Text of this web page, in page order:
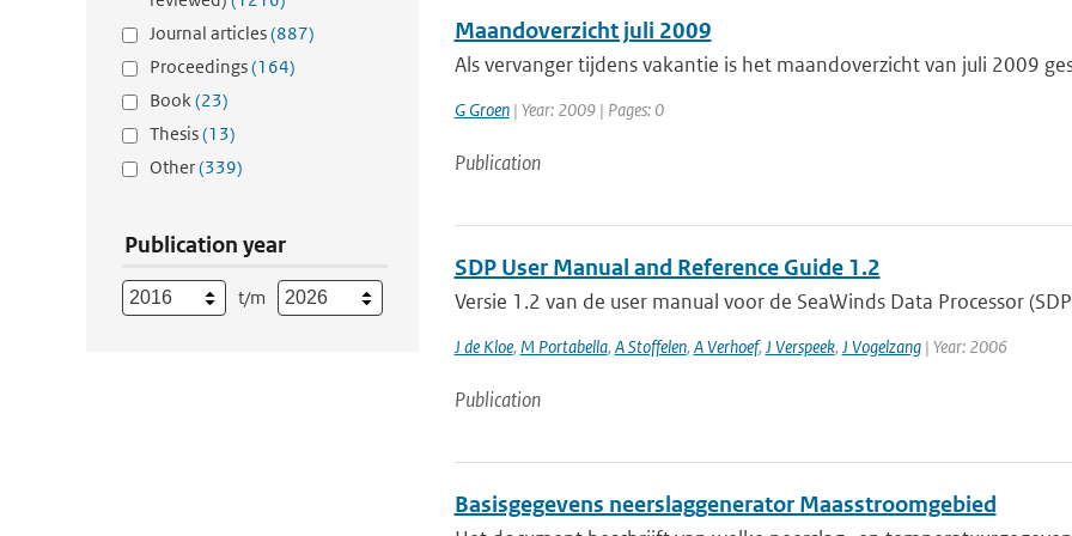
Journal articles(887)
Proceedings(164)
Book(23)
Thesis(13)
Other(339)
Publication year
t/m
Maandoverzicht juli 2009
Als vervanger tijdens vakantie is het maandoverzicht van juli 2009
G Groen| Year: 2009 | Pages: 0
Publication
SDP User Manual and Reference Guide 1.2
Versie 1.2 van de user manual voor de SeaWinds Data Processor
J de Kloe, M Portabella, A Stoffelen, A Verhoef, J Verspeek, J Vogelzang| Year: 2006
Publication
Basisgegevens neerslaggenerator Maasstroomgebied